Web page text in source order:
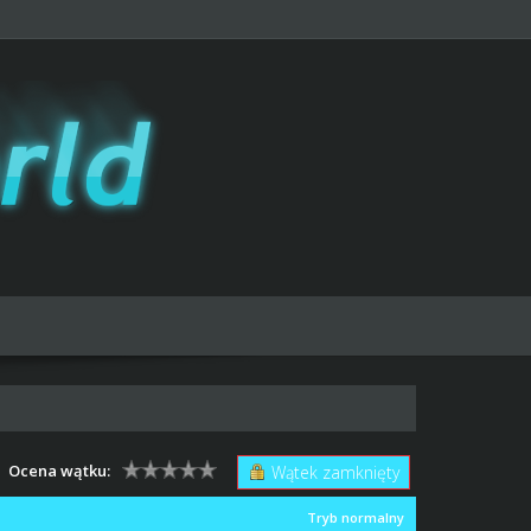
Wątek zamknięty
Ocena wątku:
Tryb normalny